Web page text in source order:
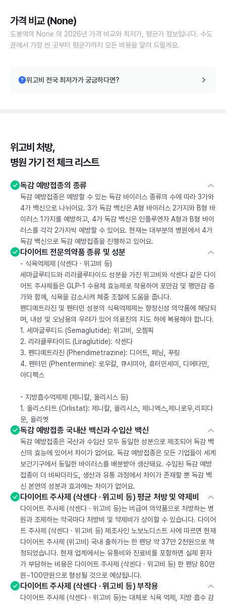
가격 비교 (None)
도봉역의 None 의 2026년 가격 비교와 최저가, 평균가 정보입니다. 수도
권에서 가장 싼 곳부터 평균가까지 모든 비용을 알려 드릴게요.
위고비 전국 최저가가 궁금하다면?
위고비 처방,
병원 가기 전 체크 리스트
독감 예방접종의 종류
독감 예방접종은 예방할 수 있는 독감 바이러스 종류의 수에 따라 3가와
4가 백신으로 나뉘어요. 3가 독감 백신은 A형 바이러스 2가지와 B형 바
이러스 1가지를 예방하고, 4가 독감 백신은 인플루엔자 A형과 B형 바이
러스를 각각 2가지씩 예방할 수 있어요. 현재는 대부분의 병원에서 4가
독감 백신으로 독감 예방접종을 진행하고 있어요.
다이어트 전문의약품 종류 및 성분
- 식욕억제제 (삭센다 · 위고비 등)
세마글루티드와 리라클루타이드 성분을 가진 위고비와 삭센다 같은 다이
어트 주사제들은 GLP-1 수용체 효능제로 작용하여 포만감 및 팽만감 증
가와 함께, 식욕을 감소시켜 체중 조절에 도움을 줍니다.
펜디메트라진 및 펜터민 성분의 식욕억제제는 향정신성 의약품에 해당되
며, 내성 및 오남용의 우려가 있어 의료진의 지도 하에 복용해야 합니다.
1. 세마글루티드 (Semaglutide): 위고비, 오젬픽
2. 리라클루타이드 (Liraglutide): 삭센다
3. 펜디메트라진 (Phendimetrazine): 디어트, 페닝, 푸링
4. 펜터민 (Phentermine): 로우칼, 큐시미아, 휴터민세미, 디에타민,
아디펙스
- 지방흡수억제제 (제니칼, 올리시스 등)
1. 올리스타트 (Orlistat): 제니칼, 올리시스, 제니엑스,제니로우,리피다
운, 올리엣
독감 예방접종 국내산 백신과 수입산 백신
독감 예방접종은 국산과 수입산 모두 동일한 성분으로 제조되어 독감 백
신의 효능에 있어서 차이가 없어요. 독감 예방접종은 모든 기업들이 세계
보건기구에서 동일한 바이러스를 배분받아 생산돼요. 수입된 독감 예방
접종이 더 비싸더라도, 생산과 유통 과정에서 차이가 존재할 뿐 독감 백
신 본연의 성분과 효과에는 차이가 없어요.
다이어트 주사제 (삭센다 · 위고비 등) 평균 처방 및 약제비
다이어트 주사제 (삭센다 · 위고비 등)는 비급여 의약품으로 처방하는 병
원과 조제하는 약국마다 처방비 및 약제비가 상이할 수 있습니다. 다이어
트 주사제 (삭센다 · 위고비 등) 제조사인 노보노디스트 사에 따르면 현재
다이어트 주사제 (위고비) 국내 출하가는 한 펜당 약 37만 2천원으로 책
정되었습니다. 현재 업계에서는 유통비와 진료비를 포함하면 실제 환자
가 부담하는 비용은 다이어트 주사제 (삭센다 · 위고비 등) 한 펜당 80만
원~100만원으로 형성될 것으로 예상됩니다.
다이어트 주사제 (삭센다 · 위고비 등) 부작용
다이어트 주사제 (삭센다 · 위고비 등)는 대체로 식욕 억제, 지방 흡수 감